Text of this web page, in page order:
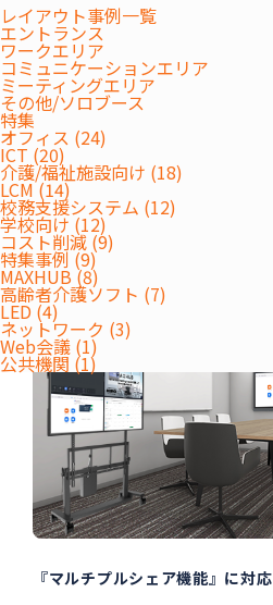
レイアウト事例一覧
エントランス
ワークエリア
コミュニケーションエリア
ミーティングエリア
その他/ソロブース
特集
オフィス (24)
ICT (20)
介護/福祉施設向け (18)
LCM (14)
校務支援システム (12)
学校向け (12)
コスト削減 (9)
特集事例 (9)
MAXHUB (8)
高齢者介護ソフト (7)
LED (4)
ネットワーク (3)
Web会議 (1)
公共機関 (1)
『マルチプルシェア機能』に対応